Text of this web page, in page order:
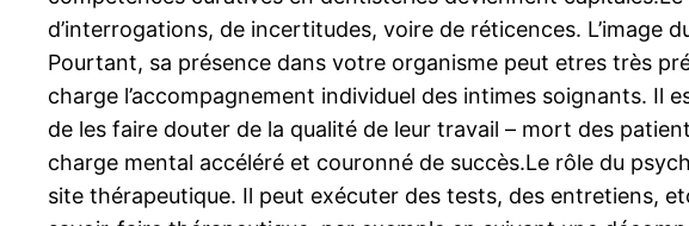
d’interrogations, de incertitudes, voire de réticences. L’image
Pourtant, sa présence dans votre organisme peut etres très
charge l’accompagnement individuel des intimes soignants. Il
de les faire douter de la qualité de leur travail – mort des
charge mental accéléré et couronné de succès.Le rôle du
site thérapeutique. Il peut exécuter des tests, des entretiens,